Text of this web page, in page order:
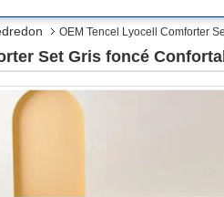
OEM Tencel Lyocell Comforter
Set Gris foncé